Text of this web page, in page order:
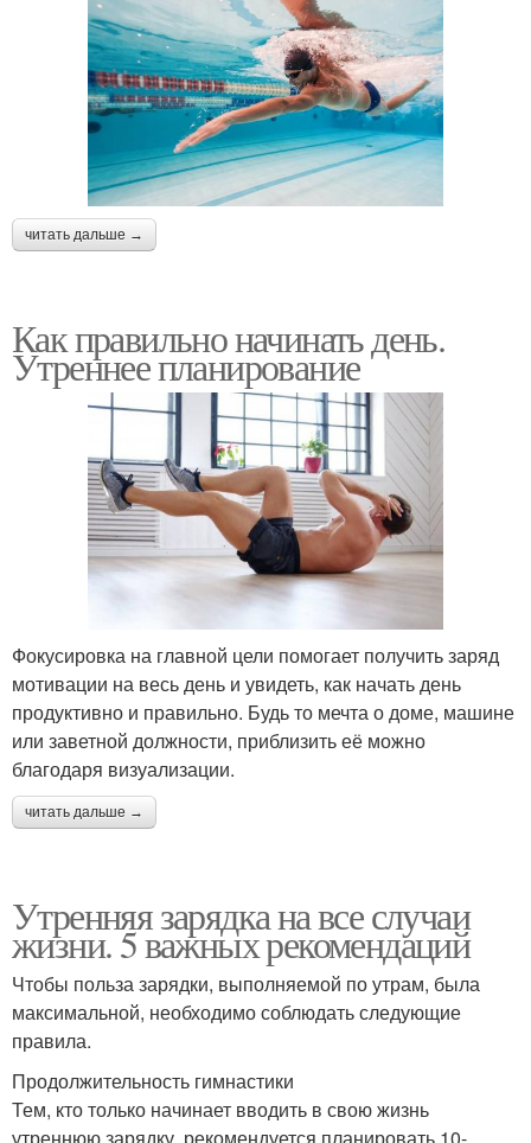
читать дальше →
Как правильно начинать день.
Утреннее планирование
Фокусировка на главной цели помогает получить заряд
мотивации на весь день и увидеть, как начать день
продуктивно и правильно. Будь то мечта о доме, машине
или заветной должности, приблизить её можно
благодаря визуализации.
читать дальше →
Утренняя зарядка на все случаи
жизни. 5 важных рекомендаций
Чтобы польза зарядки, выполняемой по утрам, была
максимальной, необходимо соблюдать следующие
правила.
Продолжительность гимнастики
Тем, кто только начинает вводить в свою жизнь